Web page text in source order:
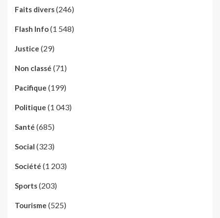
Faits divers(246)
Flash Info(1 548)
Justice (29)
Non classé (71)
Pacifique (199)
Politique (1 043)
Santé (685)
Social (323)
Société (1 203)
Sports(203)
Tourisme (525)